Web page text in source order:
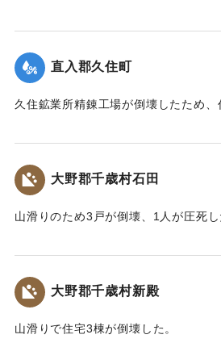
｜固有コード:00481043
直入郡久住町
久住鉱業所精錬工場が倒壊したため
｜固有コード:
大野郡千歳村石田
山滑りのため3戸が倒壊、1人が圧死し
｜固有コード:00481041
大野郡千歳村新殿
山滑りで住宅3棟が倒壊した。